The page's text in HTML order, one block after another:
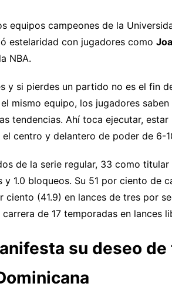
equipos campeones de la
estelaridad con jugadores como
NBA.
y si pierdes un partido no es el fin
mismo equipo, los jugadores
tendencias. Ahí toca ejecutar,
el centro y delantero de poder de 6-
de la serie regular, 33 como
y 1.0 bloqueos. Su 51 por ciento de
ciento (41.9) en lances de tres por
de 17 temporadas en lances
su deseo de